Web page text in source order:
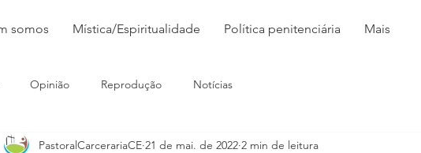
somos Mística/Espiritualidade Política penitenciária Mais
Opinião Reprodução Notícias
PastoralCarcerariaCE 21 de mai. de 2022 2 min de leitura